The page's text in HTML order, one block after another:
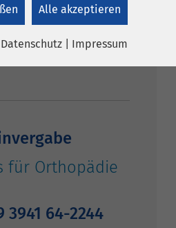
Alle akzeptieren
Datenschutz Impressum
3941 64-2708
3941 64-2708
für Orthopädie
3941 64-2244